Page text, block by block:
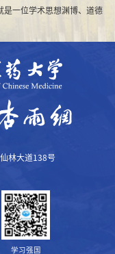
是一位学术思想渊博、道德
林大道138号
学习强国